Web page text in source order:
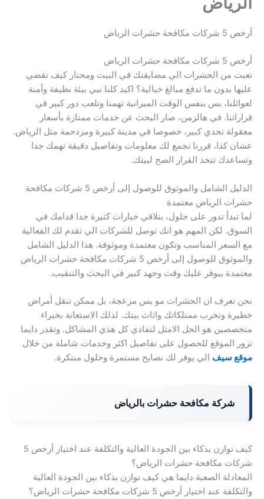
أرخص 5 شركات مكافحة حشرات الرياض
أرخص 5 شركات مكافحة حشرات الرياض
تعبت من الحشرات الي مضايقتك في البيت ومحتار كيف تقضي
عليها بدون ما تدفع مبالغ خيالية؟ اكيد كلنا نبي بيئة نظيفة وآمنة
لعوائلنا، بس بنفس الوقت الميزانية تهمنا وتلعب دور كبير في
قراراتنا. في هالزمن، صار البحث عن خدمات ممتازة بأسعار
معقولة تحدي كبير، خصوصا في مدينة كبيرة ومزدحمة مثل الرياض.
عشان كذا، قررنا نجمع لك معلومات وتفاصيل دقيقة تهمك جدا
وتساعدك تتخذ القرار الصح لبيتك.
الدليل الشامل والموثوق للوصول إلى أرخص 5 شركات مكافحة
حشرات الرياض معتمدة
لما تبدأ تدور على حلول، بتلاقي خيارات كثيرة جدا قدامك في
السوق. لكن المهم هو انك توصل للشركات الي تقدم لك الفعالية
مع السعر المناسب وتكون معتمدة وموثوقة. هذا الدليل الشامل
والموثوق للوصول إلى أرخص 5 شركات مكافحة حشرات الرياض
معتمدة بيوفر عليك وقت وجهد كبير في البحث والتنقيب.
نحن نعرف ان الحشرات مو بس مزعجة، بل ممكن تنقل أمراض
خطيرة وتخرب ممتلكاتك واثاث بيتك. لذلك الاستعانة بخبراء
متخصصين هو الحل الامثل لتفادي كل هذي المشاكل. وتقدر دايما
تزور الموقع للحصول على تفاصيل اكثر وخدمات شاملة من خلال
موقع سيف الي يوفر لك نصايح مستمرة وحلول مبتكرة.
شركة مكافحة حشرات بالرياض
كيف توازن بذكاء بين الجودة العالية والتكلفة عند اختيار أرخص 5
شركات مكافحة حشرات الرياض؟
المعادلة الصعبة دايما هي كيف توازن بذكاء بين الجودة العالية
والتكلفة عند اختيار أرخص 5 شركات مكافحة حشرات الرياض؟